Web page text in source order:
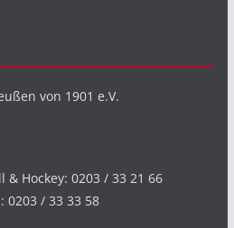
von 1901 e.V.
Hockey: 0203 / 33 21 66
0203 / 33 33 58